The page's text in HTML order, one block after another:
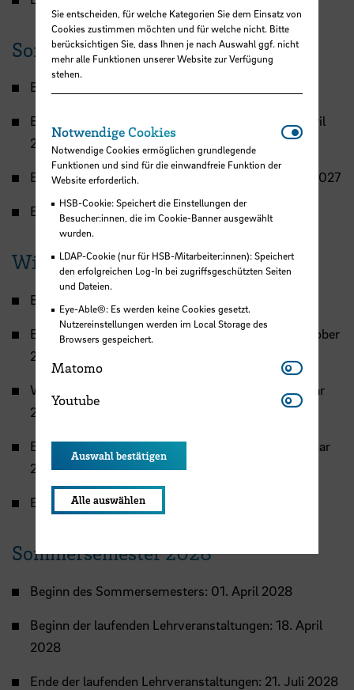
Sommersemester 2027
Beginn des Sommersemesters: 01. April 2027
Beginn der laufenden Lehrveranstaltungen: 05. April
2027
Ende der laufenden Lehrveranstaltungen: 09. Juli 2027
Ende des Sommersemesters: 30. September 2027
Wintersemester 2027/28
Beginn des Wintersemesters: 01. Oktober 2027
Beginn der laufenden Lehrveranstaltungen: 11. Oktober
2027
Weihnachtspause: 20. Dezember 2027 – 07. Januar
2028
Ende der laufenden Lehrveranstaltungen: 04. Februar
2028
Ende des Wintersemesters: 31. März 2028
Sommersemester 2028
Beginn des Sommersemesters: 01. April 2028
Beginn der laufenden Lehrveranstaltungen: 18. April
2028
Ende der laufenden Lehrveranstaltungen: 21. Juli 2028
Sie entscheiden, für welche Kategorien Sie dem Einsatz von
Cookies zustimmen möchten und für welche nicht. Bitte
berücksichtigen Sie, dass Ihnen je nach Auswahl ggf. nicht
mehr alle Funktionen unserer Website zur Verfügung
stehen.
Notwendige Cookies
Notwendige Cookies ermöglichen grundlegende
Funktionen und sind für die einwandfreie Funktion der
Website erforderlich.
HSB-Cookie: Speichert die Einstellungen der
Besucher:innen, die im Cookie-Banner ausgewählt
wurden.
LDAP-Cookie (nur für HSB-Mitarbeiter:innen): Speichert
den erfolgreichen Log-In bei zugriffsgeschützten Seiten
und Dateien.
Eye-Able®: Es werden keine Cookies gesetzt.
Nutzereinstellungen werden im Local Storage des
Browsers gespeichert.
Matomo Matomo
Youtube Youtube
Auswahl bestätigen
Alle auswählen